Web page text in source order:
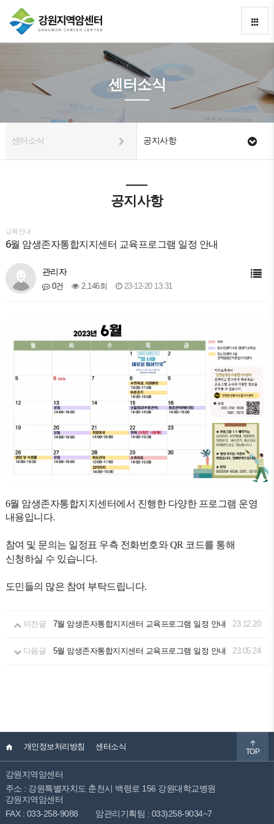
센터소식
센터소식 공지사항
공지사항
교육안내
6월 암생존자통합지지센터 교육프로그램 일정 안내
관리자
0건 2,146회 23-12-20 13:31
6월 암생존자통합지지센터에서 진행한 다양한 프로그램 운영
내용입니다.
참여 및 문의는 일정표 우측 전화번호와 QR 코드를 통해
신청하실 수 있습니다.
도민들의 많은 참여 부탁드립니다.
이전글 7월 암생존자통합지지센터 교육프로그램 일정 안내 23.12.20
다음글 5월 암생존자통합지지센터 교육프로그램 일정 안내 23.05.24
개인정보처리방침 센터소식
TOP
강원지역암센터
주소 : 강원특별자치도 춘천시 백령로 156 강원대학교병원
강원지역암센터
FAX : 033-258-9088
암관리기획팀 : 033)258-9034~7